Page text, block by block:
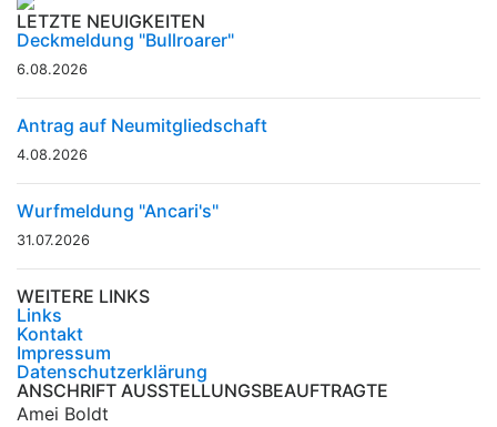
LETZTE NEUIGKEITEN
Deckmeldung "Bullroarer"
6.08.2026
Antrag auf Neumitgliedschaft
4.08.2026
Wurfmeldung "Ancari's"
31.07.2026
WEITERE LINKS
Links
Kontakt
Impressum
Datenschutzerklärung
ANSCHRIFT AUSSTELLUNGSBEAUFTRAGTE
Amei Boldt